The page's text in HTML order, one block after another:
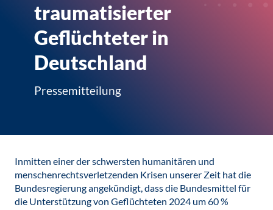
traumatisierter
Geflüchteter in
Deutschland
Pressemitteilung
Inmitten einer der schwersten humanitären und
menschenrechtsverletzenden Krisen unserer Zeit hat die
Bundesregierung angekündigt, dass die Bundesmittel für
die Unterstützung von Geflüchteten 2024 um 60 %